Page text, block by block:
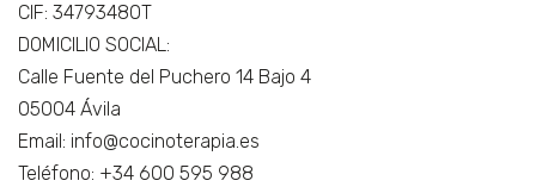
CIF: 34793480T
DOMICILIO SOCIAL:
Calle Fuente del Puchero 14 Bajo 4
05004 Ávila
Email: info@cocinoterapia.es
Teléfono: +34 600 595 988